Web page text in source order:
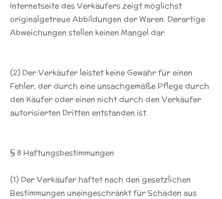
Internetseite des Verkäufers zeigt möglichst
originalgetreue Abbildungen der Waren. Derartige
Abweichungen stellen keinen Mangel dar.
(2) Der Verkäufer leistet keine Gewähr für einen
Fehler, der durch eine unsachgemäße Pflege durch
den Käufer oder einen nicht durch den Verkäufer
autorisierten Dritten entstanden ist.
§ 8 Haftungsbestimmungen
(1) Der Verkäufer haftet nach den gesetzlichen
Bestimmungen uneingeschränkt für Schäden aus